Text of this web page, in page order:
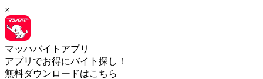
×
マッハバイトアプリ
アプリでお得にバイト探し！
無料ダウンロードはこちら